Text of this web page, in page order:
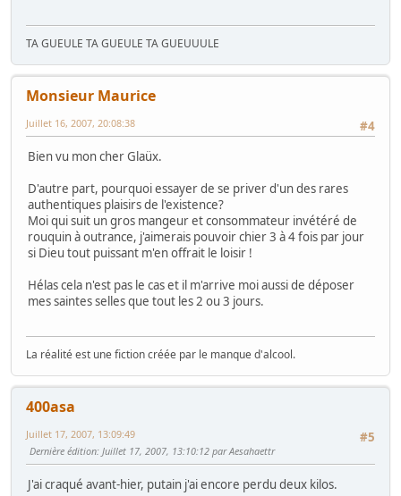
TA GUEULE TA GUEULE TA GUEUUULE
Monsieur Maurice
#4
Juillet 16, 2007, 20:08:38
Bien vu mon cher Glaüx.
D'autre part, pourquoi essayer de se priver d'un des rares
authentiques plaisirs de l'existence?
Moi qui suit un gros mangeur et consommateur invétéré de
rouquin à outrance, j'aimerais pouvoir chier 3 à 4 fois par jour
si Dieu tout puissant m'en offrait le loisir !
Hélas cela n'est pas le cas et il m'arrive moi aussi de déposer
mes saintes selles que tout les 2 ou 3 jours.
La réalité est une fiction créée par le manque d'alcool.
400asa
#5
Juillet 17, 2007, 13:09:49
Dernière édition: Juillet 17, 2007, 13:10:12 par Aesahaettr
J'ai craqué avant-hier, putain j'ai encore perdu deux kilos.